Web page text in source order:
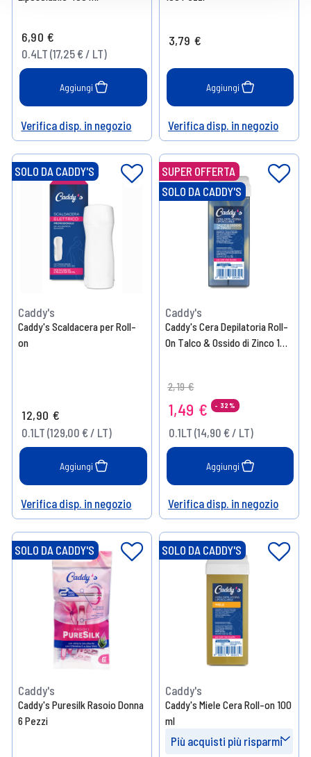
6,90 €
0.4LT (17,25 € / LT)
Aggiungi
Help
Verifica disp. in negozio
3,79 €
Aggiungi
Help
Verifica disp. in negozio
SOLO DA CADDY'S
Caddy's
Caddy's Scaldacera per Roll-
on
12,90 €
0.1LT (129,00 € / LT)
Aggiungi
Help
Verifica disp. in negozio
SUPER OFFERTA
SOLO DA CADDY'S
Caddy's
Caddy's Cera Depilatoria Roll-
On Talco & Ossido di Zinco 100
Price reduced from
2,19 €to
1,49 € - 32%
0.1LT (14,90 € / LT)
Aggiungi
Help
Verifica disp. in negozio
SOLO DA CADDY'S
Caddy's
Caddy's Puresilk Rasoio Donna
6 Pezzi
SOLO DA CADDY'S
Caddy's
Caddy's Miele Cera Roll-on 100
ml
Più acquisti più risparmi